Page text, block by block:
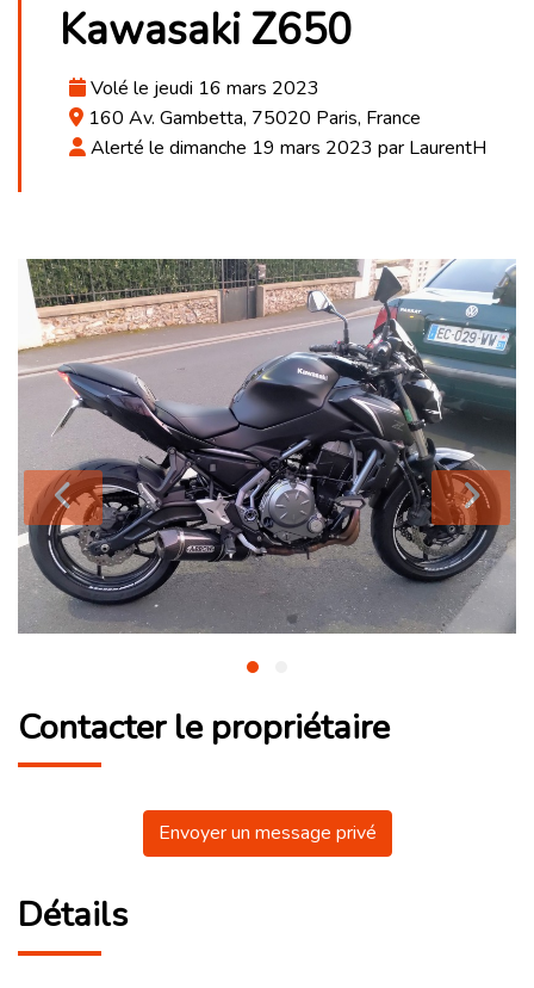
Kawasaki Z650
Volé le jeudi 16 mars 2023
160 Av. Gambetta, 75020 Paris, France
Alerté le dimanche 19 mars 2023 par LaurentH
Contacter le propriétaire
Envoyer un message privé
Détails